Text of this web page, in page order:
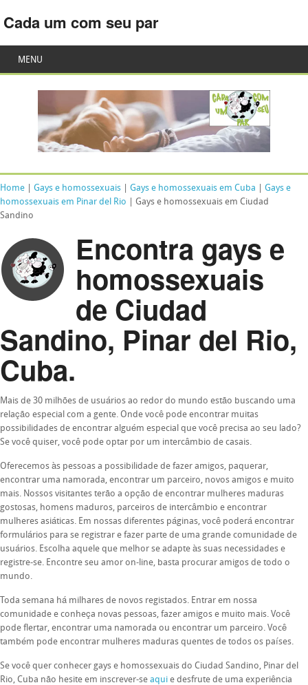
Cada um com seu par
MENU
Home Gays e homossexuais Gays e homossexuais em Cuba
Gays e
homossexuais em Pinar del Rio | Gays e homossexuais em Ciudad
Sandino
Encontra gays e
homossexuais
de Ciudad
Sandino, Pinar del Rio,
Cuba.
Mais de 30 milhões de usuários ao redor do mundo estão buscando uma
relação especial com a gente. Onde você pode encontrar muitas
possibilidades de encontrar alguém especial que você precisa ao seu lado?
Se você quiser, você pode optar por um intercâmbio de casais.
Oferecemos às pessoas a possibilidade de fazer amigos, paquerar,
encontrar uma namorada, encontrar um parceiro, novos amigos e muito
mais. Nossos visitantes terão a opção de encontrar mulheres maduras
gostosas, homens maduros, parceiros de intercâmbio e encontrar
mulheres asiáticas. Em nossas diferentes páginas, você poderá encontrar
formulários para se registrar e fazer parte de uma grande comunidade de
usuários. Escolha aquele que melhor se adapte às suas necessidades e
registre-se. Encontre seu amor on-line, basta procurar amigos de todo o
mundo.
Toda semana há milhares de novos registados. Entrar em nossa
comunidade e conheça novas pessoas, fazer amigos e muito mais. Você
pode flertar, encontrar uma namorada ou encontrar um parceiro. Você
também pode encontrar mulheres maduras quentes de todos os países.
Se você quer conhecer gays e homossexuais do Ciudad Sandino, Pinar del
Rio, Cuba não hesite em inscrever-se aqui e desfrute de uma experiência